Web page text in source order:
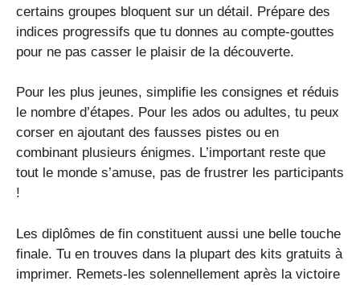
certains groupes bloquent sur un détail. Prépare des
indices progressifs que tu donnes au compte-gouttes
pour ne pas casser le plaisir de la découverte.
Pour les plus jeunes, simplifie les consignes et réduis
le nombre d’étapes. Pour les ados ou adultes, tu peux
corser en ajoutant des fausses pistes ou en
combinant plusieurs énigmes. L’important reste que
tout le monde s’amuse, pas de frustrer les participants
!
Les diplômes de fin constituent aussi une belle touche
finale. Tu en trouves dans la plupart des kits gratuits à
imprimer. Remets-les solennellement après la victoire